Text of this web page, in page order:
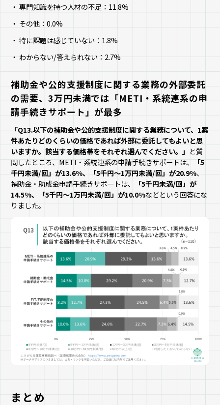
専門知識を持つ人材の不足：11.8%
その他：0.0%
特に課題は感じていない：1.8%
わからない/答えられない：2.7%
補助金や公的支援制度に関する業務の外部委託
の需要、3万円未満では「METI・系統連系の申
請手続きサポート」が最多
「Q13.以下の補助金や公的支援制度に関する業務について、1案
件あたりどのくらいの価格であれば外部に委託してもよいと思
いますか。該当する価格帯をそれぞれ選んでください。」 と質
問したところ、METI・系統連系の申請手続きサポートは、
「5
千円未満/回」が13.6%、「5千円～1万円未満/回」が20.9%、
補助金・助成金申請手続きサポートは、
「5千円未満/回」が
14.5%、「5千円～1万円未満/回」が10.0%などという回答にな
りました。
まとめ